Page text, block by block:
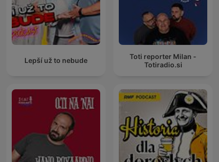
Lepší už to nebude
Toti reporter Milan -
Totiradio.si